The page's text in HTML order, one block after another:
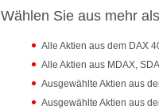
Wählen Sie aus mehr
Alle Aktien aus dem DAX
Alle Aktien aus MDAX,
Ausgewählte Aktien aus
Ausgewählte Aktien aus